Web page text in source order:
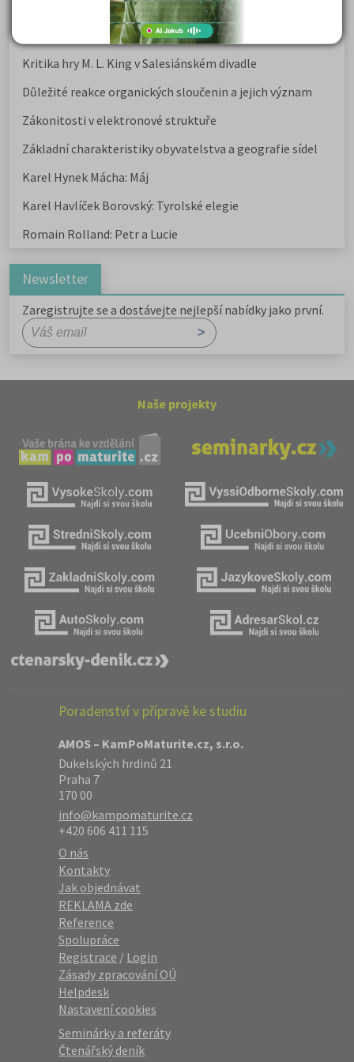
Karel Hynek Mácha: Máj
Karel Havlíček Borovský: Tyrolské elegie
Kritika hry M. L. King v Salesiánském divadle
Důležité reakce organických sloučenin a jejich význam
Zákonitosti v elektronové struktuře
Základní charakteristiky obyvatelstva a geografie sídel
Karel Hynek Mácha: Máj
Karel Havlíček Borovský: Tyrolské elegie
Romain Rolland: Petr a Lucie
Newsletter
Zaregistrujte se a dostávejte nejlepší nabídky jako první.
Naše projekty
Poradenství v přípravě ke studiu
AMOS – KamPoMaturite.cz, s.r.o.
Dukelských hrdinů 21
Praha 7
170 00
info@kampomaturite.cz
+420 606 411 115
O nás
Kontakty
Jak objednávat
REKLAMA zde
Reference
Spolupráce
Registrace / Login
Zásady zpracování OÚ
Helpdesk
Nastavení cookies
Seminárky a referáty
Čtenářský deník